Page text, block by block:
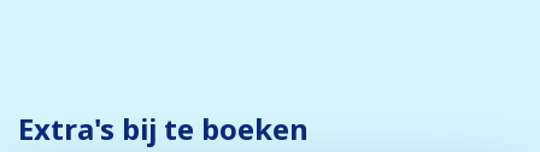
Extra's bij te boeken